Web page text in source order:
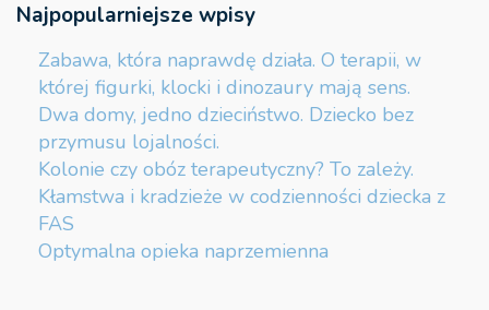
Najpopularniejsze wpisy
Zabawa, która naprawdę działa. O terapii, w
której figurki, klocki i dinozaury mają sens.
Dwa domy, jedno dzieciństwo. Dziecko bez
przymusu lojalności.
Kolonie czy obóz terapeutyczny? To zależy.
Kłamstwa i kradzieże w codzienności dziecka z
FAS
Optymalna opieka naprzemienna